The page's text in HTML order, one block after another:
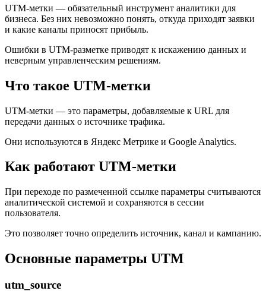
UTM-метки — обязательный инструмент аналитики для
бизнеса. Без них невозможно понять, откуда приходят заявки
и какие каналы приносят прибыль.
Ошибки в UTM-разметке приводят к искажению данных и
неверным управленческим решениям.
Что такое UTM-метки
UTM-метки — это параметры, добавляемые к URL для
передачи данных о источнике трафика.
Они используются в Яндекс Метрике и Google Analytics.
Как работают UTM-метки
При переходе по размеченной ссылке параметры считываются
аналитической системой и сохраняются в сессии
пользователя.
Это позволяет точно определить источник, канал и кампанию.
Основные параметры UTM
utm_source